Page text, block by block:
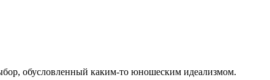
обусловленный каким-то юношеским идеализмом.